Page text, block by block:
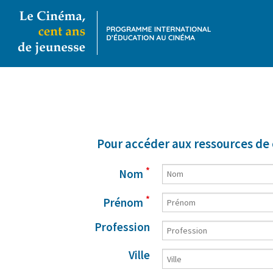
Pour accéder aux ressources
Nom *
Prénom *
Profession
Ville